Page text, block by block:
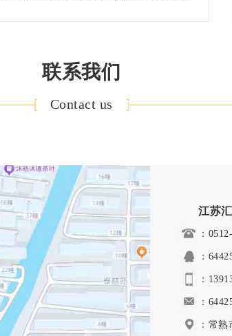
发现是凶宅可以要求赔偿吗
房过程中，如果出租的房子曾发生过不幸的
，如死亡事故等（通常称为“凶宅”），租户
房过程中，如果租到的房屋被认为是“凶
即历史上发生了自杀、他杀或意外死亡等
的房子，是否能够获得赔偿主要取决于具体
十级主动辞职能赔多少钱
工伤十级的情况下，能否获得赔偿以及可以
多少赔偿，这主要取决于所在国家或地区的
法律规定、劳动关系双方签订的劳动合同中
关条
联系我们
Contact us
江苏
：
：
：
：
：常